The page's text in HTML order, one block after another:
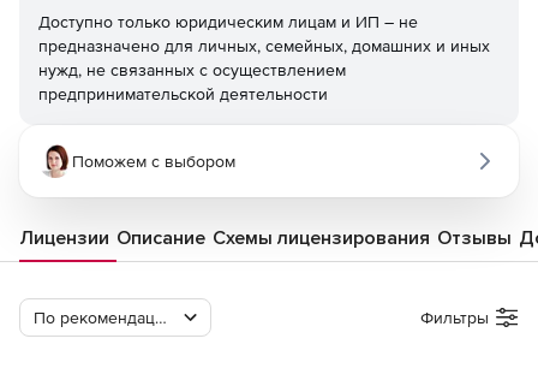
Доступно только юридическим лицам и ИП – не
предназначено для личных, семейных, домашних и иных
нужд, не связанных с осуществлением
предпринимательской деятельности
Поможем с выбором
Лицензии Описание Схемы лицензирования Отзывы
По рекомендации Softline Фильтры